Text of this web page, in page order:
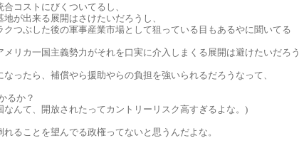
コストにびくついてるし、
が出来る展開はさけたいだろうし、
つぶした後の軍事産業市場として狙っている目もあるやに聞いてる
リカ一国主義勢力がそれを口実に介入しまくる展開は避けたいだろう
ったら、補償やら援助やらの負担を強いられるだろうなって、
るか？
んて、開放されたってカントリーリスク高すぎるよな。)
ることを望んでる政権ってないと思うんだよな。